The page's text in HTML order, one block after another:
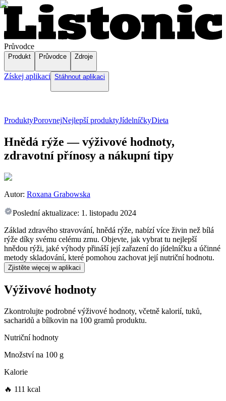
Průvodce
Produkt Průvodce Zdroje
Získej aplikaci Stáhnout aplikaci
ProduktyPorovnejNejlepší produktyJídelníčkyDieta
Hnědá rýže — výživové hodnoty,
zdravotní přínosy a nákupní tipy
Autor: Roxana Grabowska
Poslední aktualizace: 1. listopadu 2024
Základ zdravého stravování, hnědá rýže, nabízí více živin než bílá
rýže díky svému celému zrnu. Objevte, jak vybrat tu nejlepší
hnědou rýži, jaké výhody přináší její zařazení do jídelníčku a účinné
metody skladování, které pomohou zachovat její nutriční hodnotu.
Zjistěte więcej w aplikaci
Výživové hodnoty
Zkontrolujte podrobné výživové hodnoty, včetně kalorií, tuků,
sacharidů a bílkovin na 100 gramů produktu.
Nutriční hodnoty
Množství na 100 g
Kalorie
🔥 111 kcal